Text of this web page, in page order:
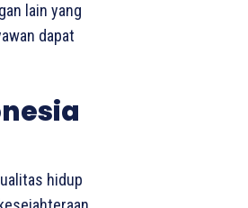
lain yang
dapat
hidup